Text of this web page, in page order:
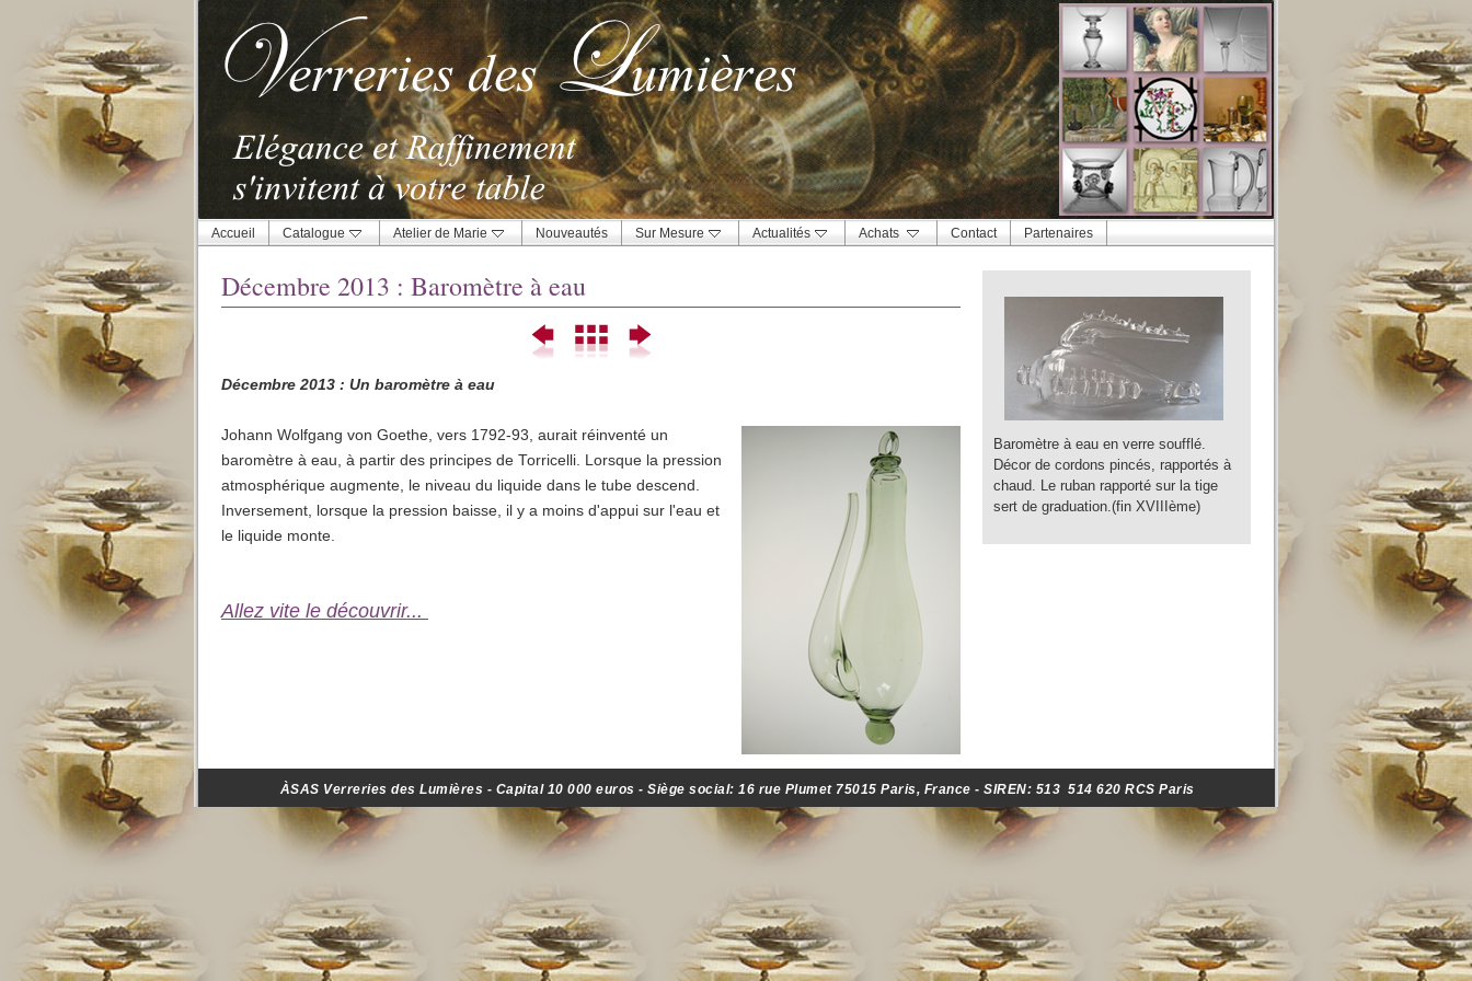
Accueil Catalogue Atelier de Marie Nouveautés Sur Mesure Actualités Achats Contact Partenaires
Baromètre à eau en verre soufflé.
Décor de cordons pincés, rapportés à
chaud. Le ruban rapporté sur la tige
sert de graduation.(fin XVIIIème)
Décembre 2013 : Baromètre à eau
Décembre 2013 : Un baromètre à eau
Johann Wolfgang von Goethe, vers 1792-93, aurait réinventé un
baromètre à eau, à partir des principes de Torricelli. Lorsque la pression
atmosphérique augmente, le niveau du liquide dans le tube descend.
Inversement, lorsque la pression baisse, il y a moins d'appui sur l'eau et
le liquide monte.
Allez vite le découvrir...
ÀSAS Verreries des Lumières - Capital 10 000 euros - Siège social: 16 rue Plumet 75015 Paris, France - SIREN: 513 514 620 RCS Paris